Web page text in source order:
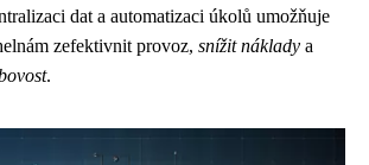
dat a automatizaci úkolů umožňuje
zefektivnit provoz, snížit náklady a
.